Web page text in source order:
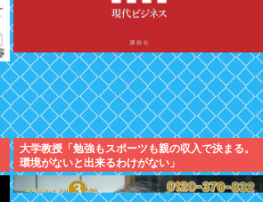
大学教授「勉強もスポーツも親の収入で決まる。
環境がないと出来るわけがない」